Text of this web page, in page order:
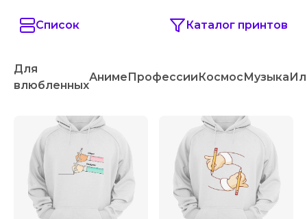
Список Каталог принтов
Для
влюбленных
АнимеПрофессииКосмосМузыка